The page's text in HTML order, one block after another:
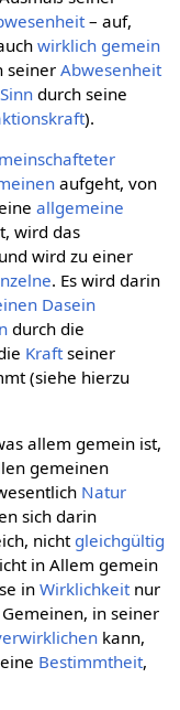
– auf,
wirklich gemein
seinerAbwesenheit
Sinndurch seine
).
aufgeht, von
allgemeine
wird das
wird zu einer
. Es wird darin
Dasein
durch die
Kraftseiner
(siehe hierzu
allem gemein ist,
gemeinen
Natur
sich darin
nicht gleichgültig
in Allem gemein
in Wirklichkeitnur
in seiner
kann,
Bestimmtheit,